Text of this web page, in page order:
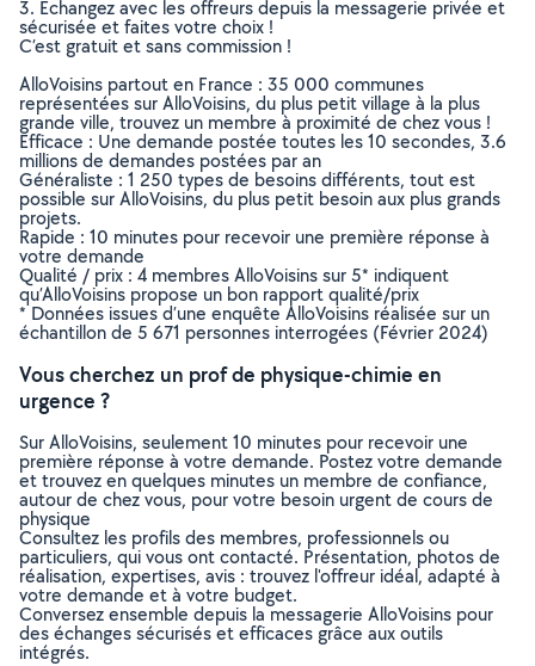
3. Echangez avec les offreurs depuis la messagerie privée et
sécurisée et faites votre choix !
C’est gratuit et sans commission !
AlloVoisins partout en France : 35 000 communes
représentées sur AlloVoisins, du plus petit village à la plus
grande ville, trouvez un membre à proximité de chez vous !
Efficace : Une demande postée toutes les 10 secondes, 3.6
millions de demandes postées par an
Généraliste : 1 250 types de besoins différents, tout est
possible sur AlloVoisins, du plus petit besoin aux plus grands
projets.
Rapide : 10 minutes pour recevoir une première réponse à
votre demande
Qualité / prix : 4 membres AlloVoisins sur 5* indiquent
qu’AlloVoisins propose un bon rapport qualité/prix
* Données issues d’une enquête AlloVoisins réalisée sur un
échantillon de 5 671 personnes interrogées (Février 2024)
Vous cherchez un prof de physique-chimie en
urgence ?
Sur AlloVoisins, seulement 10 minutes pour recevoir une
première réponse à votre demande. Postez votre demande
et trouvez en quelques minutes un membre de confiance,
autour de chez vous, pour votre besoin urgent de cours de
physique
Consultez les profils des membres, professionnels ou
particuliers, qui vous ont contacté. Présentation, photos de
réalisation, expertises, avis : trouvez l'offreur idéal, adapté à
votre demande et à votre budget.
Conversez ensemble depuis la messagerie AlloVoisins pour
des échanges sécurisés et efficaces grâce aux outils
intégrés.